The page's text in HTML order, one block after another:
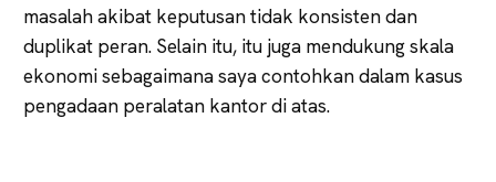
masalah akibat keputusan tidak konsisten dan
duplikat peran. Selain itu, itu juga mendukung skala
ekonomi sebagaimana saya contohkan dalam kasus
pengadaan peralatan kantor di atas.